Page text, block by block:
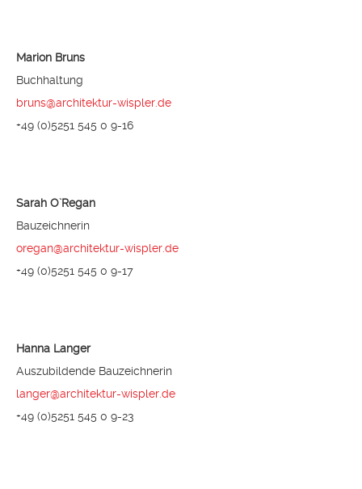
Marion Bruns
Buchhaltung
bruns@architektur-wispler.de
+49 (0)5251 545 0 9-16
Sarah O`Regan
Bauzeichnerin
oregan@architektur-wispler.de
+49 (0)5251 545 0 9-17
Hanna Langer
Auszubildende Bauzeichnerin
langer@architektur-wispler.de
+49 (0)5251 545 0 9-23